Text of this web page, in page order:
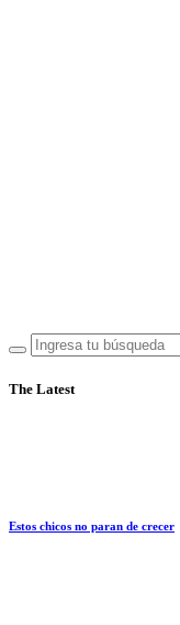
The Latest
Estos chicos no paran de crecer